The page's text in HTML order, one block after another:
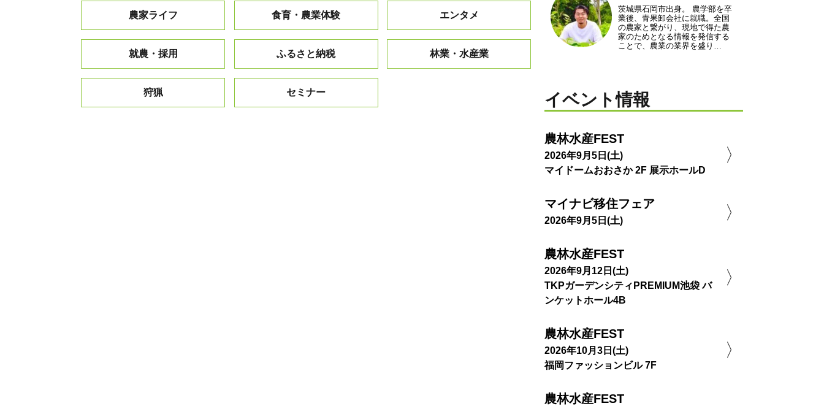
農家ライフ 食育・農業体験 エンタメ
就農・採用 ふるさと納税 林業・水産業
狩猟 セミナー
茨城県石岡市出身。 農学部を卒
業後、青果卸会社に就職。全国
の農家と繋がり、現地で得た農
家のためとなる情報を発信する
ことで、農業の業界を盛り…
イベント情報
農林水産FEST
2026年9月5日(土)
マイドームおおさか 2F 展示ホールD
マイナビ移住フェア
2026年9月5日(土)
農林水産FEST
2026年9月12日(土)
TKPガーデンシティPREMIUM池袋 バ
ンケットホール4B
農林水産FEST
2026年10月3日(土)
福岡ファッションビル 7F
農林水産FEST